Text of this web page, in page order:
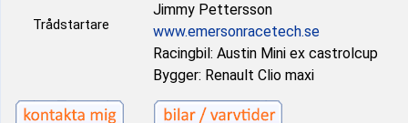
Trådstartare
Jimmy Pettersson
www.emersonracetech.se
Racingbil: Austin Mini ex castrolcup
Bygger: Renault Clio maxi